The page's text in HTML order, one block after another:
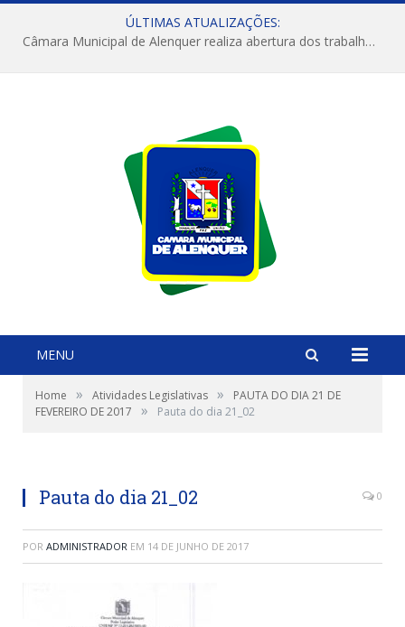
ÚLTIMAS ATUALIZAÇÕES:
Câmara Municipal de Alenquer realiza abertura dos trabalhos do 4º Período Legislativo
MENU
Home » Atividades Legislativas »
PAUTA DO DIA 21 DE
FEVEREIRO DE 2017
» Pauta do dia 21_02
Pauta do dia 21_02 0
POR ADMINISTRADOR EM 14 DE JUNHO DE 2017